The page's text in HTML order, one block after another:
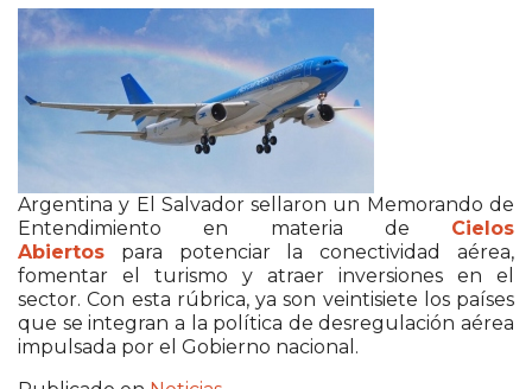
Argentina y El Salvador sellaron un Memorando de
Entendimiento en materia de Cielos
Abiertos para potenciar la conectividad aérea,
fomentar el turismo y atraer inversiones en el
sector. Con esta rúbrica, ya son veintisiete los países
que se integran a la política de desregulación aérea
impulsada por el Gobierno nacional.